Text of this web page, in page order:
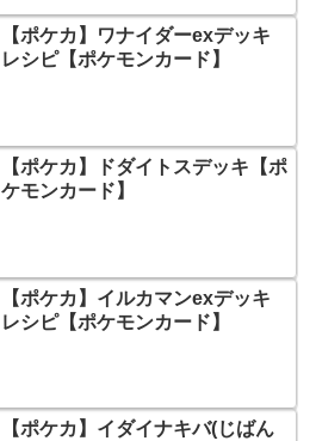
【ポケカ】ワナイダーexデッキ
レシピ【ポケモンカード】
【ポケカ】ドダイトスデッキ【ポ
ケモンカード】
【ポケカ】イルカマンexデッキ
レシピ【ポケモンカード】
【ポケカ】イダイナキバ(じばん